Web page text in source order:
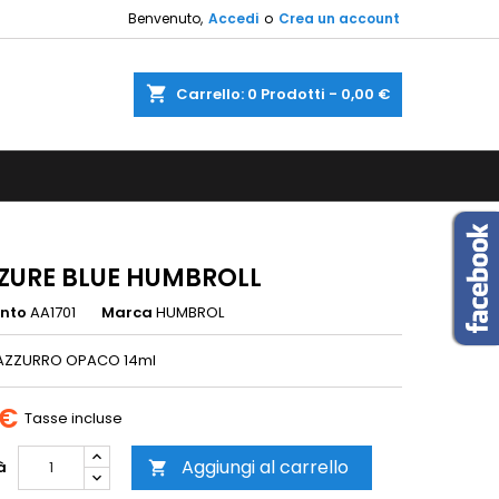
Benvenuto, Accedi o Crea un account
shopping_cart Carrello: 0 Prodotti - 0,00 €
BLUE HUMBROLL
AA1701 Marca HUMBROL
OPACO 14ml
Tasse incluse
 Aggiungi al carrello